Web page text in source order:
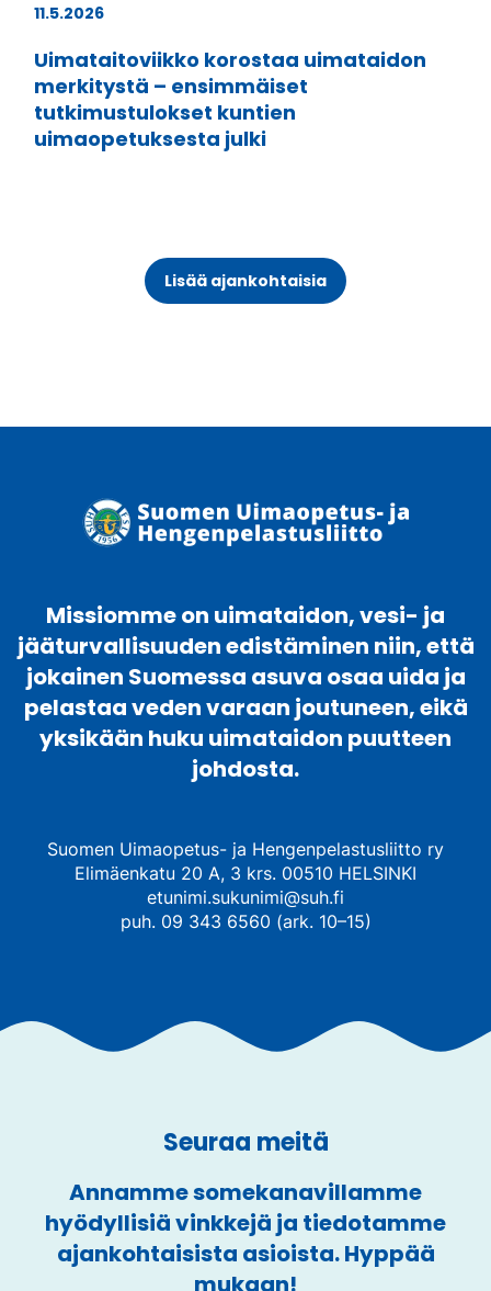
11.5.2026
Uimataitoviikko korostaa uimataidon
merkitystä – ensimmäiset
tutkimustulokset kuntien
uimaopetuksesta julki
Lisää ajankohtaisia
Missiomme on uimataidon, vesi- ja
jääturvallisuuden edistäminen niin, että
jokainen Suomessa asuva osaa uida ja
pelastaa veden varaan joutuneen, eikä
yksikään huku uimataidon puutteen
johdosta.
Suomen Uimaopetus- ja Hengenpelastusliitto ry
Elimäenkatu 20 A, 3 krs. 00510 HELSINKI
etunimi.sukunimi@suh.fi
puh. 09 343 6560 (ark. 10–15)
Seuraa meitä
Annamme somekanavillamme
hyödyllisiä vinkkejä ja tiedotamme
ajankohtaisista asioista. Hyppää
mukaan!